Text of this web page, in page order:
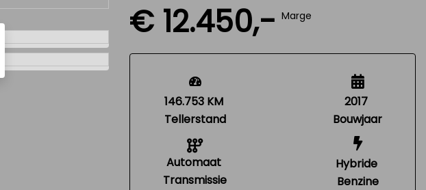
€ 12.450,- Marge
146.753 KM
Tellerstand
Automaat
Transmissie
2017
Bouwjaar
Hybride
Benzine